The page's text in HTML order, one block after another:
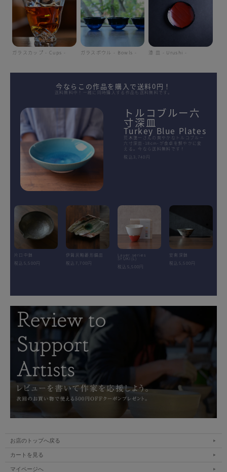
ガラスカップ - Cups - ガラスボウル - Bowls - 漆 皿 - Urushi -
今ならこの作品を購入で送料0円！
送料無料中！一緒に同時購入する作品も送料無料です。
トルコブルー六
寸深皿
Turkey Blue Plates
荒木漢一さんの爽やかなトルコブルー
六寸深皿-18cm-が食卓を鮮やかに変
える。今なら送料無料です！
税込3,740円
片口中鉢
税込5,500円
伊賀灰釉菱形鎬皿
税込7,700円
Layer.series
SYUKI(L)
税込5,500円
安南深鉢
税込5,500円
お店のトップへ戻る
カートを見る
マイページへ